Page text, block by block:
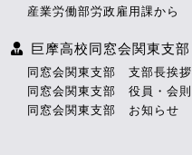
産業労働部労政雇用課から
巨摩高校同窓会関東支部
同窓会関東支部 支部長挨拶
同窓会関東支部 役員・会則
同窓会関東支部 お知らせ